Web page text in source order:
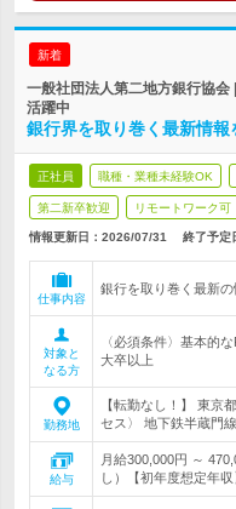
新着
一般社団法人第二地方銀行協
活躍中
銀行界を取り巻く最新情報
正社員 職種・業種未経験OK
第二新卒歓迎 リモートワーク可
情報更新日：2026/07/31 終了予定
仕事内容
銀行を取り巻く最新
対象と
なる方
〈必須条件〉基本的
大卒以上
勤務地
【転勤なし！】 東京
セス〉 地下鉄半蔵門
給与
月給300,000円 ～
し）【初年度想定年